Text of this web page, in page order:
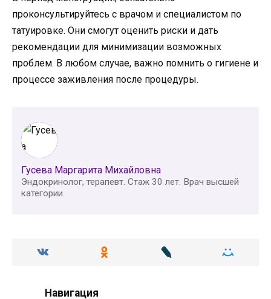
проконсультируйтесь с врачом и специалистом по
татуировке. Они смогут оценить риски и дать
рекомендации для минимизации возможных
проблем. В любом случае, важно помнить о гигиене и
процессе заживления после процедуры.
Гусева Маргарита Михайловна
Эндокринолог, терапевт. Стаж 30 лет. Врач высшей
категории.
Навигация